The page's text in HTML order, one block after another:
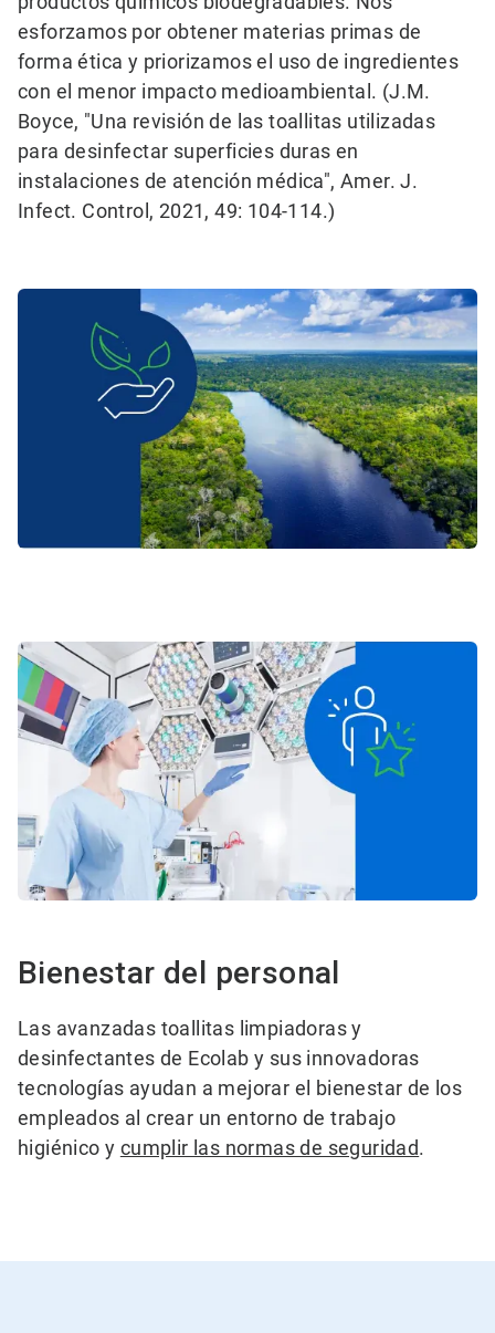
esforzamos por obtener materias primas de
forma ética y priorizamos el uso de ingredientes
con el menor impacto medioambiental. (J.M.
Boyce, "Una revisión de las toallitas utilizadas
para desinfectar superficies duras en
instalaciones de atención médica", Amer. J.
Infect. Control, 2021, 49: 104-114.)
Bienestar del personal
Las avanzadas toallitas limpiadoras y
desinfectantes de Ecolab y sus innovadoras
tecnologías ayudan a mejorar el bienestar de los
empleados al crear un entorno de trabajo
higiénico y cumplir las normas de seguridad.